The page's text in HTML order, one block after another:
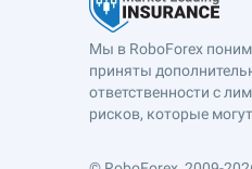
Мы в RoboForex
приняты
ответственности с
рисков, которые